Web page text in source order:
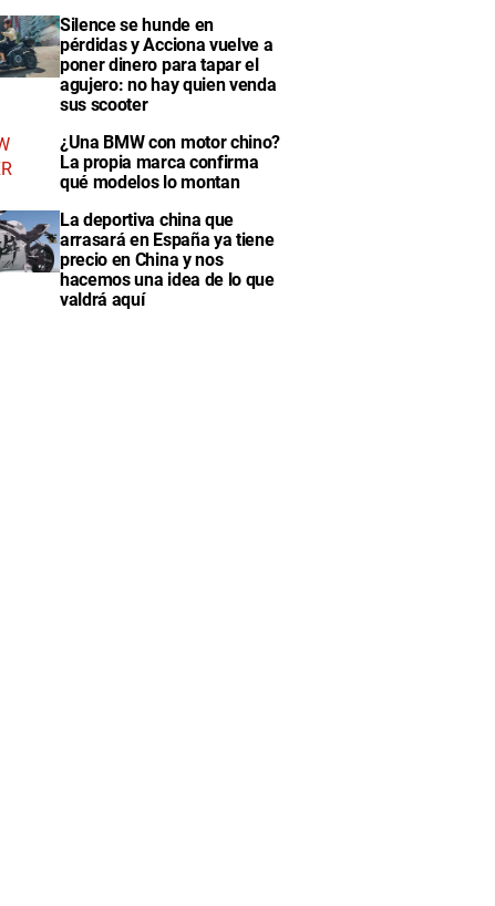
Silence se hunde en
pérdidas y Acciona vuelve a
poner dinero para tapar el
agujero: no hay quien venda
sus scooter
¿Una BMW con motor chino?
La propia marca confirma
qué modelos lo montan
La deportiva china que
arrasará en España ya tiene
precio en China y nos
hacemos una idea de lo que
valdrá aquí